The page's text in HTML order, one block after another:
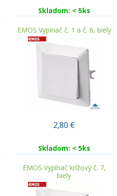
Skladom: < 5ks
EMOS Vypínač č. 1 a č. 6, biely
2,80 €
Skladom: < 5ks
EMOS Vypínač krížový č. 7,
biely